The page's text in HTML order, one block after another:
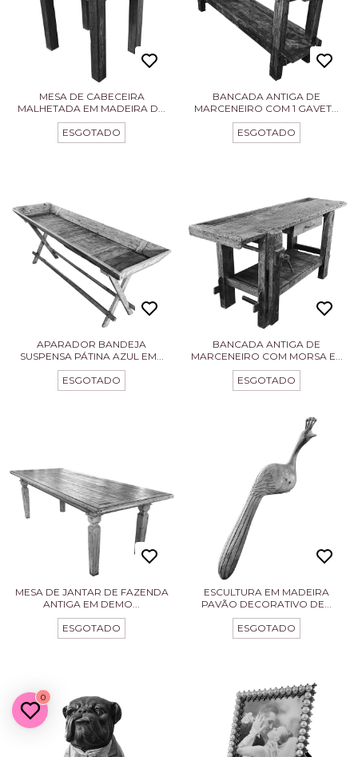
MESA DE CABECEIRA
MALHETADA EM MADEIRA D...
ESGOTADO
BANCADA ANTIGA DE
MARCENEIRO COM 1 GAVET...
ESGOTADO
APARADOR BANDEJA
SUSPENSA PÁTINA AZUL EM...
ESGOTADO
BANCADA ANTIGA DE
MARCENEIRO COM MORSA E...
ESGOTADO
MESA DE JANTAR DE FAZENDA
ANTIGA EM DEMO...
ESGOTADO
ESCULTURA EM MADEIRA
PAVÃO DECORATIVO DE...
ESGOTADO
0